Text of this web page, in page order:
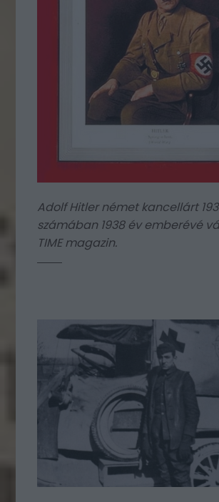
Adolf Hitler német kancellárt
számában 1938 év emberévé
TIME magazin.